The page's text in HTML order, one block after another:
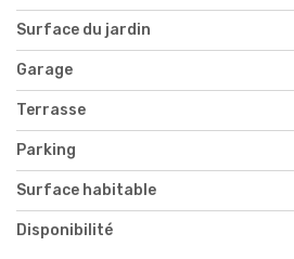
Surface du jardin
Garage
Terrasse
Parking
Surface habitable
Disponibilité